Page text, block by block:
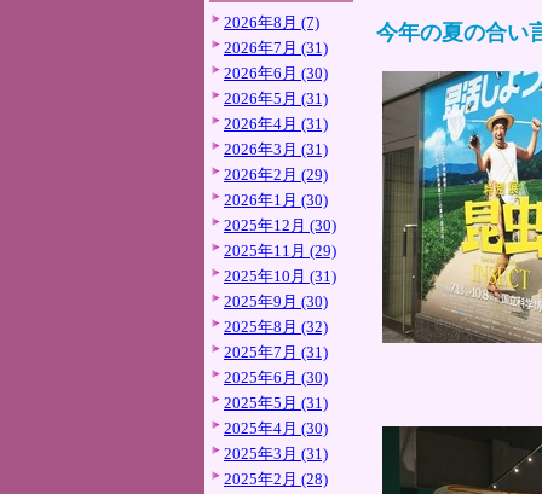
2026年8月 (7)
2026年7月 (31)
2026年6月 (30)
2026年5月 (31)
2026年4月 (31)
2026年3月 (31)
2026年2月 (29)
2026年1月 (30)
2025年12月 (30)
2025年11月 (29)
2025年10月 (31)
2025年9月 (30)
2025年8月 (32)
2025年7月 (31)
2025年6月 (30)
2025年5月 (31)
2025年4月 (30)
2025年3月 (31)
2025年2月 (28)
今年の夏の合い